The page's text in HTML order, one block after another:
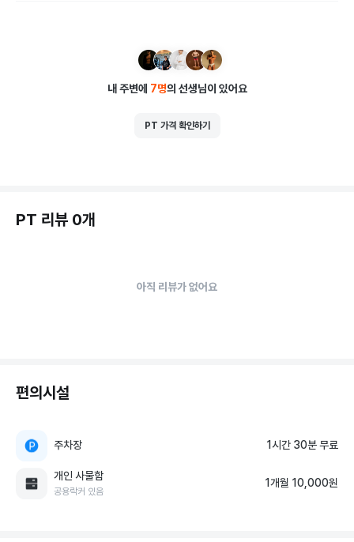
내 주변에 7명의 선생님이 있어요
PT 가격 확인하기
PT 리뷰 0개
아직 리뷰가 없어요
편의시설
주차장 1시간 30분 무료
개인 사물함
공용락커 있음
1개월 10,000원